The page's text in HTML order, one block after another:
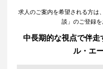
求人のご案内を希望される方は
談」のご登録を
中長期的な視点で伴
ル・エ